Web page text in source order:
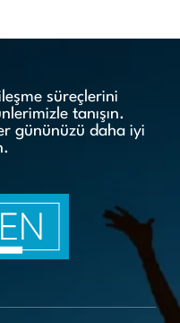
süreçlerini
tanışın.
gününüzü daha iyi